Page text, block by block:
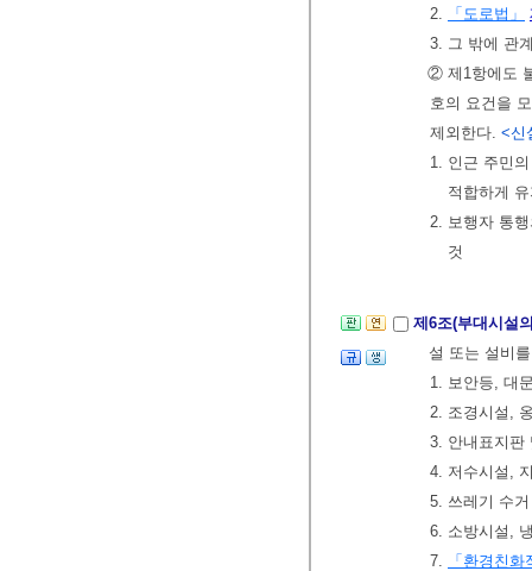
2.
「도로법」
3. 그 밖에 관
② 제1항에도
호의 요건을
제외한다. <신
1. 인근 주민
적합하게
2. 보행자 통
것
제6조(부대시설
설 또는 설비
1. 보안등, 대
2. 조경시설,
3. 안내표지판
4. 저수시설,
5. 쓰레기 수
6. 소방시설,
7.
「환경친